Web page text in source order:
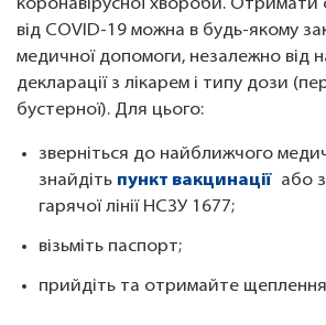
коронавірусної хвороби. Отримати
від COVID-19 можна в будь-якому
медичної допомоги, незалежно від
декларації з лікарем і типу дози
бустерної). Для цього:
зверніться до найближчого
знайдіть пункт вакцинації або
гарячої лінії НСЗУ 1677;
візьміть паспорт;
прийдіть та отримайте